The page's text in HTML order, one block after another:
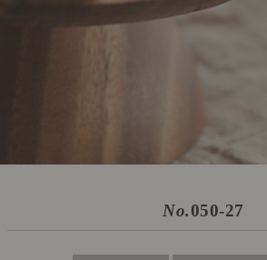
No.050-27